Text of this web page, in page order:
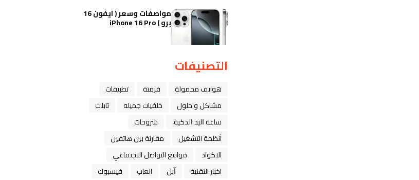
مواصفات وسعر ( ايفون 16
برو ) iPhone 16 Pro
التصنيفات
هواتف محمولة فرمتة
تطبيقات
مشاكل و حلول
خلفيات جميله
تابلت
ﺳﺎﻋﺔ ﺍﻟﻴﺪ ﺍﻟﺬﻛﻴﺔ،
شروحات
أنظمة التشغيل
مقارنة بين هاتفين
الاكواد
مواقع التواصل الاجتماعي
اخبار التقنية
ﺁﺑﻞ العاب
فيسبوك